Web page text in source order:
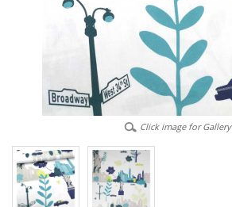
Click image for Gallery